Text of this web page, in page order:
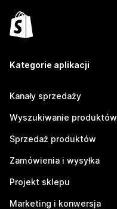
Kategorie aplikacji
Kanały sprzedaży
Wyszukiwanie produktów
Sprzedaż produktów
Zamówienia i wysyłka
Projekt sklepu
Marketing i konwersja